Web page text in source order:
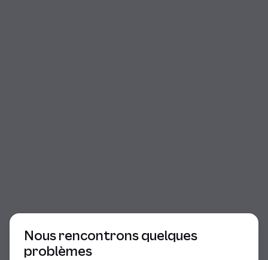
Nous rencontrons quelques
problèmes